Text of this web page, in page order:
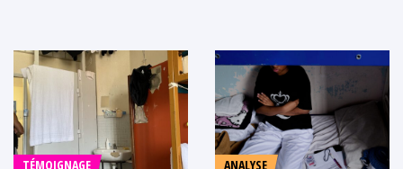
TÉMOIGNAGE ANALYSE